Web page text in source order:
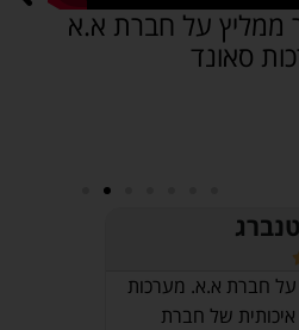
ממליץ על חברת א.א
סאונד
על חברת א.א. מערכות
של חברת